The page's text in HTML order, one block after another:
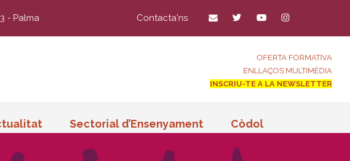
- Palma Contacta'ns
OFERTA FORMATIVA
ENLLAÇOS MULTIMÈDIA
INSCRIU-TE A LA NEWSLETTER
Sectorial d’Ensenyament Còdol